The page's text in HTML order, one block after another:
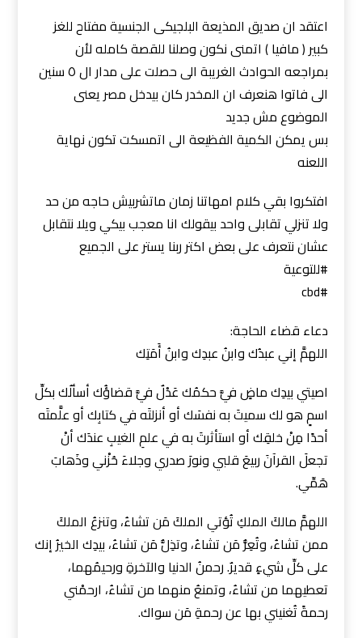
اعتقد ان صديق المذيعة البلجيكى الجنسية مفتاح للغز
كبير ( مافيا ) اتمنى نكون وصلنا للقصة كامله لأن
بمراجعه الحوادث الغريبة الى حصلت على مدار ال ٥ سنين
الى فاتوا هنعرف ان المخدر كان بيدخل مصر يعنى
الموضوع مش جديد
بس يمكن الكمية الفظيعة الى اتمسكت تكون نهاية
اللعنه
افتكروا بقي كلام امهاتنا زمان ماتشربيش حاجه من حد
ولا تنزلي تقابلى واحد بيقولك انا معجب بيكي ويلا نتقابل
عشان نتعرف على بعض اكتر ربنا يستر على الجميع
#للتوعية
#cbd
دعاء قضاء الحاجة:
اللهمَّ إني عبدُك وابنُ عبدِك وابنُ أَمَتِك
اصيتي بيدِك ماضٍ فيَّ حكمُك عَدْلٌ فيَّ قضاؤُك أسألُك بكلِّ
اسمٍ هو لك سميتَ به نفسَك أو أنزلتَه في كتابِك أو علَّمتَه
أحدًا مِنْ خلقِك أو استأثرتَ به في علمِ الغيبِ عندَك أنْ
تجعلَ القرآنَ ربيعَ قلبي ونورَ صدري وجلاءَ حُزْني وذَهابَ
هَمِّي.
اللهمَّ مالكَ الملكِ تُؤتي الملكَ مَن تشاءُ، وتنزعُ الملكَ
ممن تشاءُ، وتُعِزُّ مَن تشاءُ، وتذِلُّ مَن تشاءُ، بيدِك الخيرُ إنك
على كلِّ شيءٍ قديرٌ. رحمنُ الدنيا والآخرةِ ورحيمُهما،
تعطيهما من تشاءُ، وتمنعُ منهما من تشاءُ، ارحمْني
رحمةً تُغنيني بها عن رحمةِ مَن سواك.